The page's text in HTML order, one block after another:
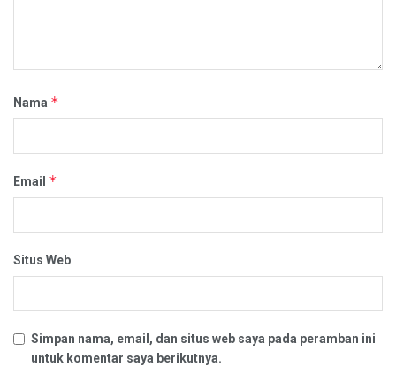
Nama *
Email *
Situs Web
Simpan nama, email, dan situs web saya pada peramban ini
untuk komentar saya berikutnya.